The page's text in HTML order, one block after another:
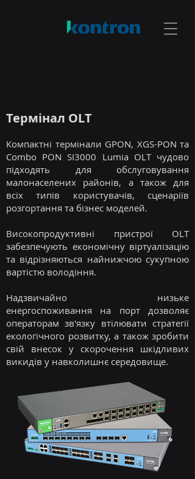
Термінал OLT
Компактні термінали GPON, XGS-PON та
Combo PON SI3000 Lumia OLT чудово
підходять для обслуговування
малонаселених районів, а також для
всіх типів користувачів, сценаріїв
розгортання та бізнес моделей.
Високопродуктивні пристрої OLT
забезпечують економічну віртуалізацію
та відрізняються найнижчою сукупною
вартістю володіння.
Надзвичайно низьке
енергоспоживання на порт дозволяє
операторам зв'язку втілювати стратегії
екологічного розвитку, а також зробити
свій внесок у скорочення шкідливих
викидів у навколишнє середовище.